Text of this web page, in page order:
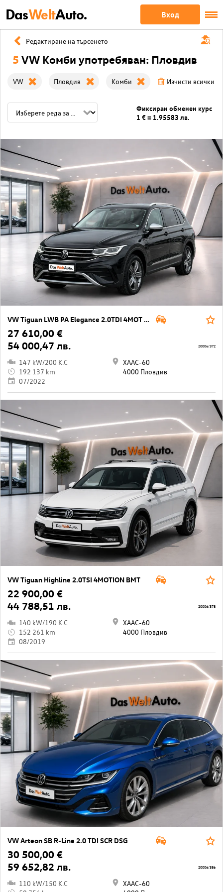
DasWeltAuto. Вход
Редактиране на търсенето
5 VW Комби употребяван: Пловдив
VW Пловдив Комби Изчисти всички
Фиксиран обменен курс
1 € = 1.95583 лв.
VW Tiguan LWB PA Elegance 2.0TDI 4MOT DSG
27 610,00 €
54 000,47 лв.
147 kW/200 K.C
192 137 km
07/2022
ХААС-60
4000 Пловдив
20006/372
VW Tiguan Highline 2.0TSI 4MOTION BMT
22 900,00 €
44 788,51 лв.
140 kW/190 K.C
152 261 km
08/2019
ХААС-60
4000 Пловдив
20006/378
VW Arteon SB R-Line 2.0 TDI SCR DSG
30 500,00 €
59 652,82 лв.
110 kW/150 K.C
ХААС-60
20006/386